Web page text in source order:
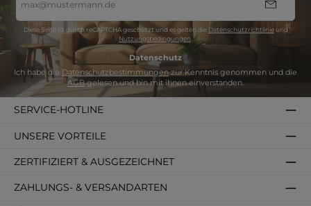
Mail-
Adresse
Diese Seite ist durch reCAPTCHA geschützt und es gelten die Datenschutzrichtlinieund
Nutzungsbedingungen.
Datenschutz
Ich habe die Datenschutzbestimmungenzur Kenntnis genommen und die
AGBgelesen und bin mit ihnen einverstanden.
SERVICE-HOTLINE
ZAHLUNGS- & VERSANDARTEN
ZERTIFIZIERT & AUSGEZEICHNET
UNSERE VORTEILE